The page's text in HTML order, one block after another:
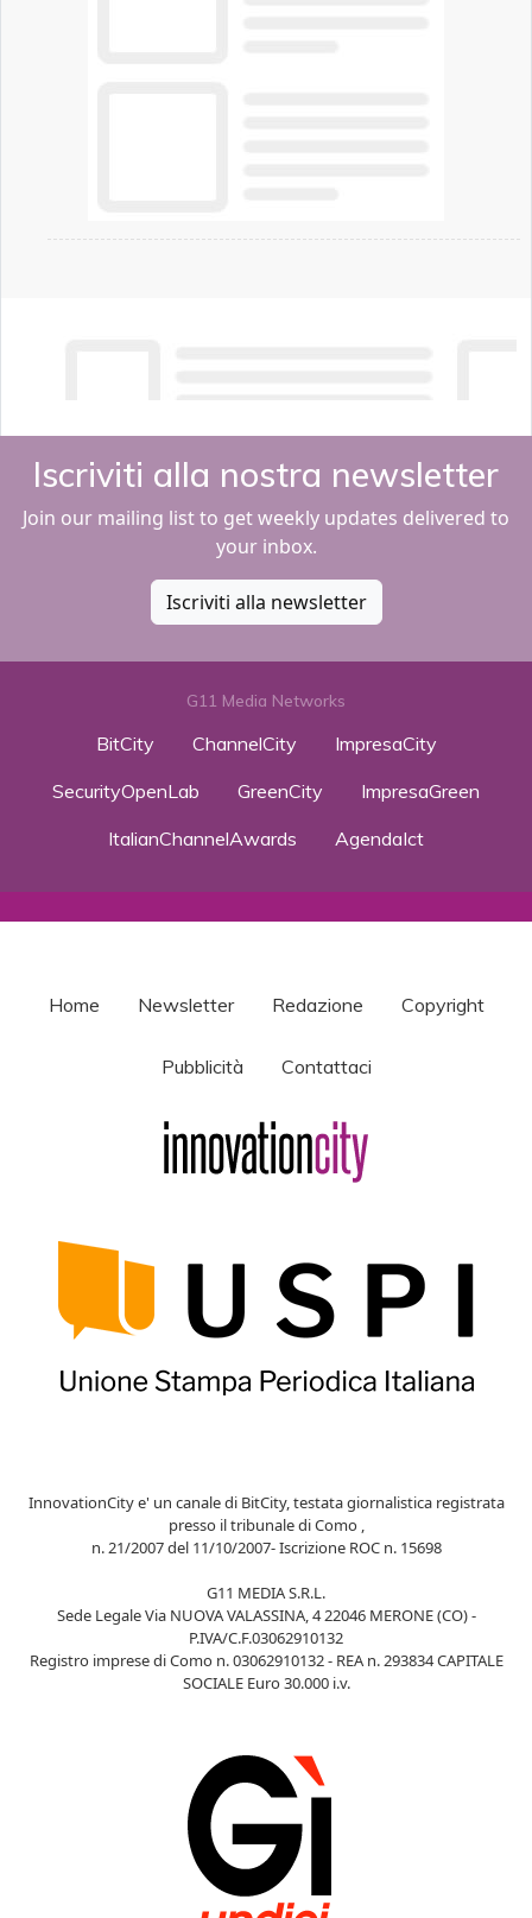
Iscriviti alla nostra newsletter
Join our mailing list to get weekly updates delivered to
your inbox.
Iscriviti alla newsletter
G11 Media Networks
BitCity ChannelCity
ImpresaCity
SecurityOpenLab
GreenCity
ImpresaGreen
ItalianChannelAwards
AgendaIct
Home Newsletter Redazione Copyright
Pubblicità Contattaci
InnovationCity e' un canale di BitCity, testata giornalistica registrata
presso il tribunale di Como ,
n. 21/2007 del 11/10/2007- Iscrizione ROC n. 15698
G11 MEDIA S.R.L.
Sede Legale Via NUOVA VALASSINA, 4 22046 MERONE (CO) -
P.IVA/C.F.03062910132
Registro imprese di Como n. 03062910132 - REA n. 293834 CAPITALE
SOCIALE Euro 30.000 i.v.